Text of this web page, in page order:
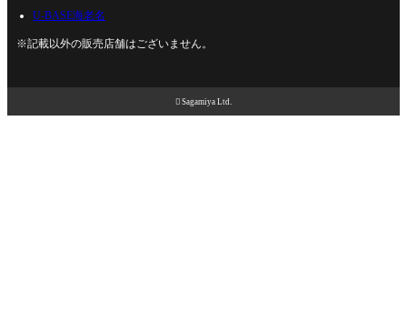
U-BASE海老名
※記載以外の販売店舗はございません。
 Sagamiya Ltd.